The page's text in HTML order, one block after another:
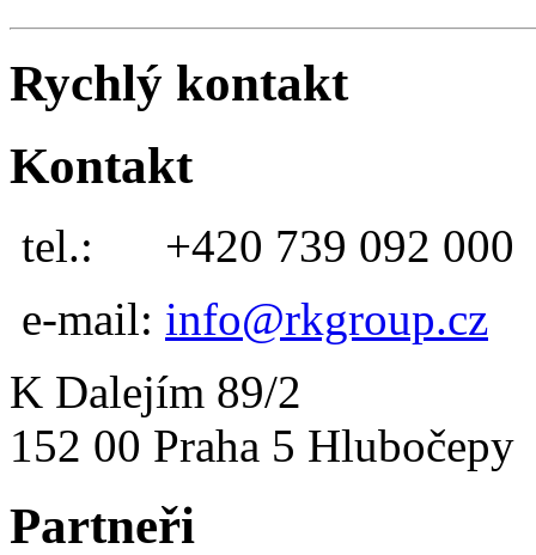
Rychlý kontakt
Kontakt
tel.: +420 739 092 000
e-mail: info@rkgroup.cz
K Dalejím 89/2
152 00 Praha 5 Hlubočepy
Partneři